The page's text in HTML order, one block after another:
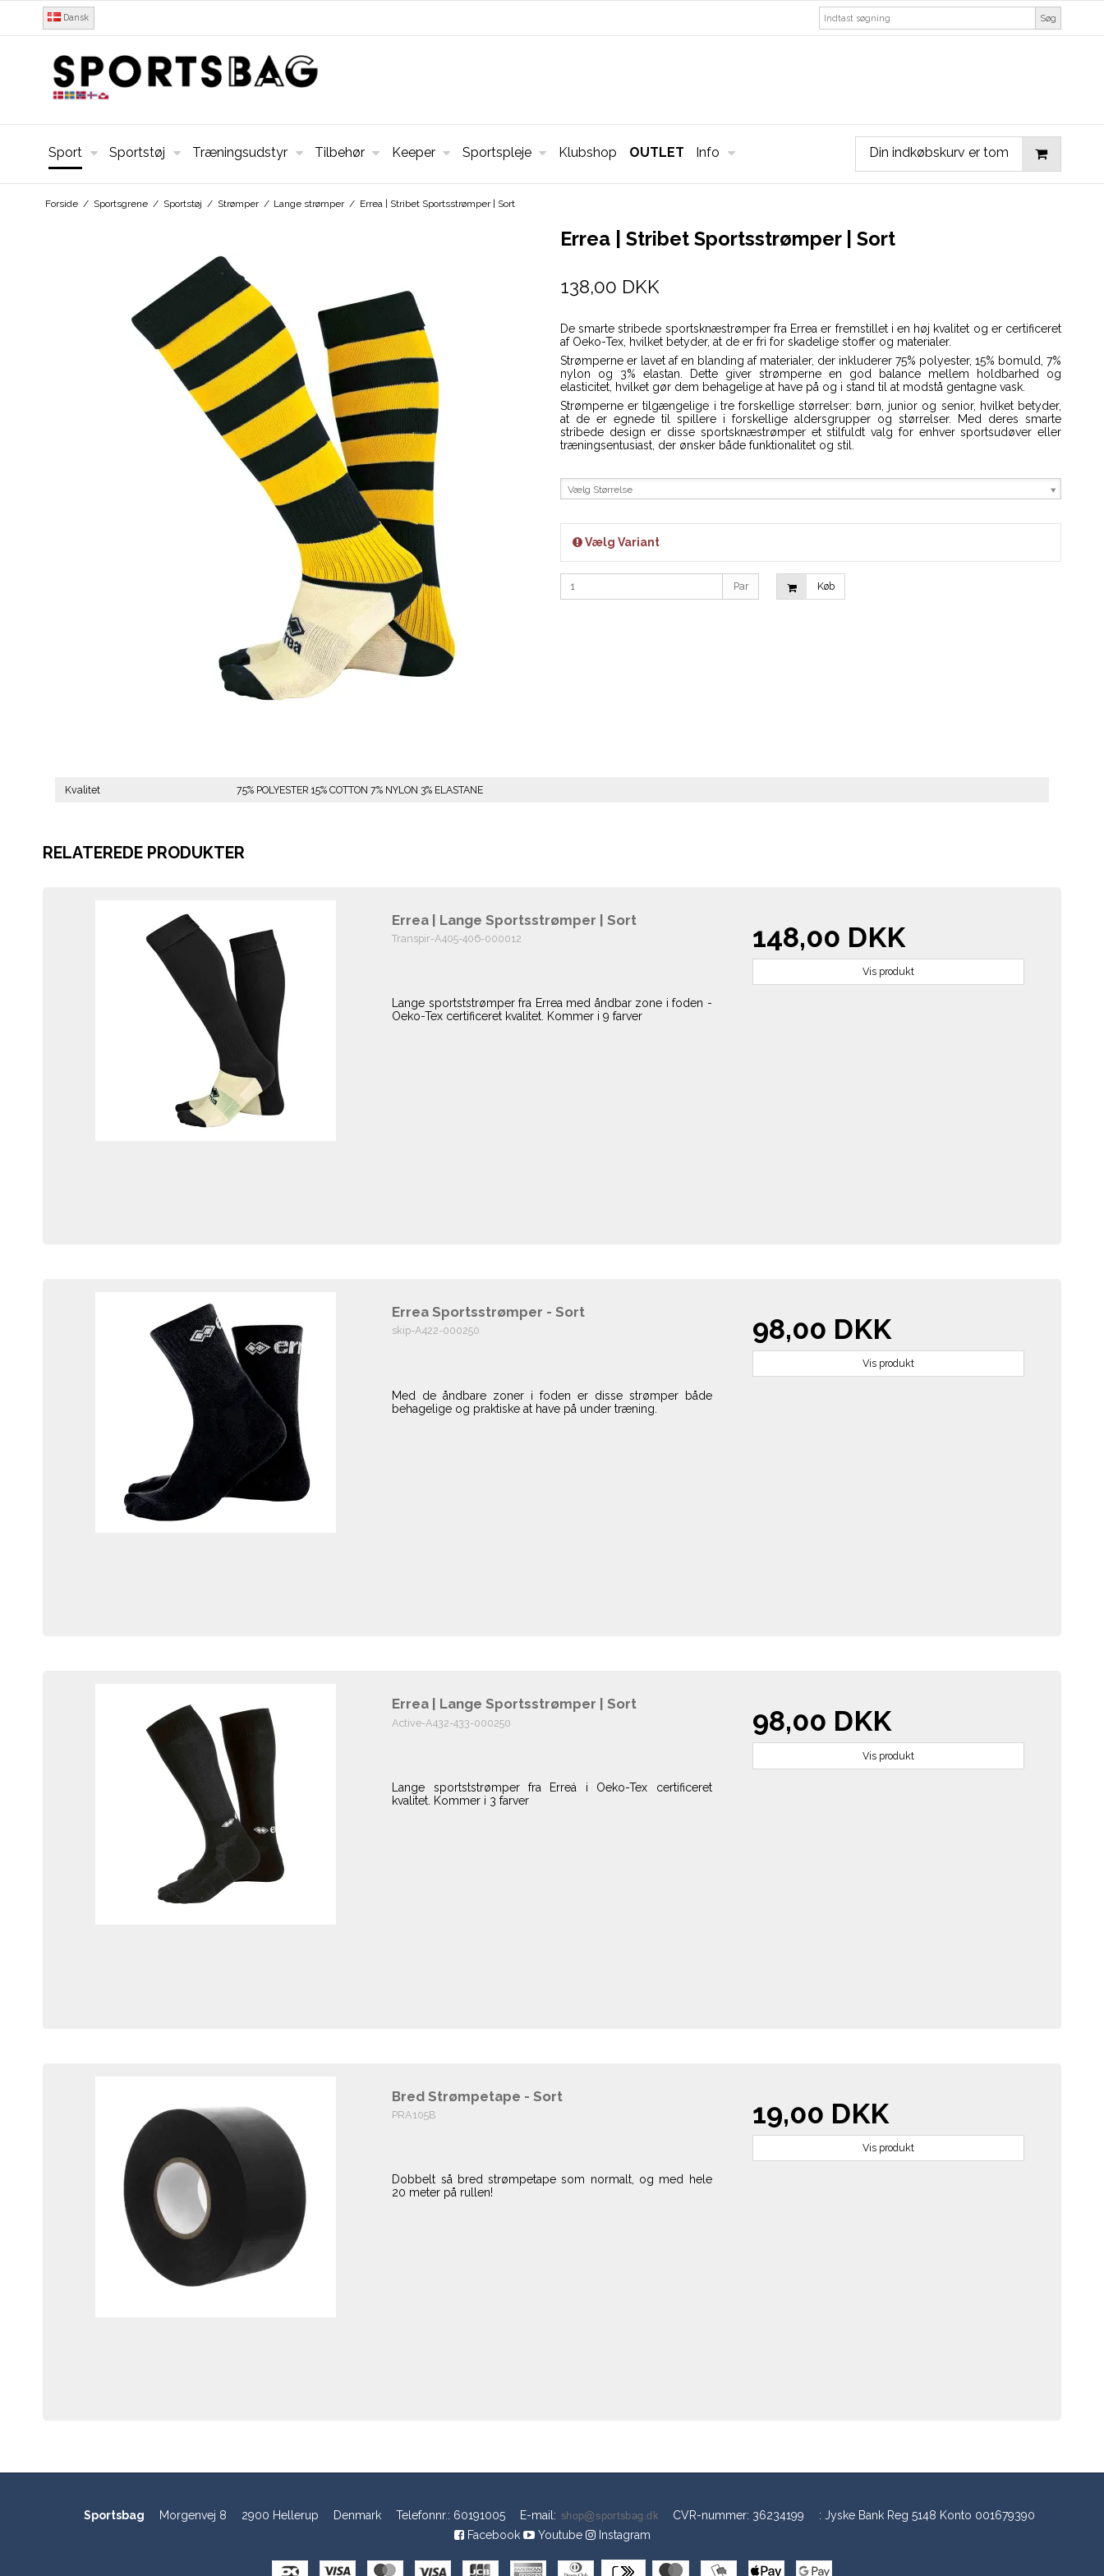
Dansk Søg
Sport Sportstøj Træningsudstyr Tilbehør Keeper Sportspleje Klubshop OUTLET Info Din indkøbskurv er tom
Forside / Sportsgrene / Sportstøj / Strømper / Lange strømper / Errea | Stribet Sportsstrømper | Sort
Errea | Stribet Sportsstrømper | Sort
138,00 DKK
De smarte stribede sportsknæstrømper fra Errea er fremstillet i en høj kvalitet og er certificeret
af Oeko-Tex, hvilket betyder, at de er fri for skadelige stoffer og materialer.
Strømperne er lavet af en blanding af materialer, der inkluderer 75% polyester, 15% bomuld, 7%
nylon og 3% elastan. Dette giver strømperne en god balance mellem holdbarhed og
elasticitet, hvilket gør dem behagelige at have på og i stand til at modstå gentagne vask.
Strømperne er tilgængelige i tre forskellige størrelser: børn, junior og senior, hvilket betyder,
at de er egnede til spillere i forskellige aldersgrupper og størrelser. Med deres smarte
stribede design er disse sportsknæstrømper et stilfuldt valg for enhver sportsudøver eller
træningsentusiast, der ønsker både funktionalitet og stil.
Vælg Størrelse
Vælg Variant
Par Køb
Kvalitet 75% POLYESTER 15% COTTON 7% NYLON 3% ELASTANE
RELATEREDE PRODUKTER
Errea | Lange Sportsstrømper | Sort
Transpir-A405-406-000012
Lange sportststrømper fra Errea med åndbar zone i foden -
Oeko-Tex certificeret kvalitet. Kommer i 9 farver
148,00 DKK
Vis produkt
Errea Sportsstrømper - Sort
skip-A422-000250
Med de åndbare zoner i foden er disse strømper både
behagelige og praktiske at have på under træning.
98,00 DKK
Vis produkt
Errea | Lange Sportsstrømper | Sort
Active-A432-433-000250
Lange sportststrømper fra Erreá i Oeko-Tex certificeret
kvalitet. Kommer i 3 farver
98,00 DKK
Vis produkt
Bred Strømpetape - Sort
PRA105B
Dobbelt så bred strømpetape som normalt, og med hele
20 meter på rullen!
19,00 DKK
Vis produkt
Sportsbag Morgenvej 8 2900 Hellerup Denmark Telefonnr.: 60191005 E-mail : CVR-nummer: 36234199 : Jyske Bank Reg 5148 Konto 001679390
Facebook
Youtube Instagram